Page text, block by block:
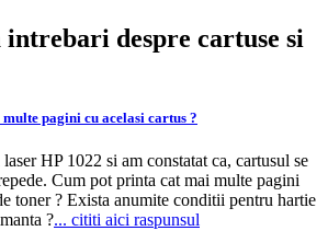
intrebari despre cartuse si
pagini cu acelasi cartus ?
HP 1022 si am constatat ca, cartusul se
Cum pot printa cat mai multe pagini
toner ? Exista anumite conditii pentru hartie
?... cititi aici raspunsul